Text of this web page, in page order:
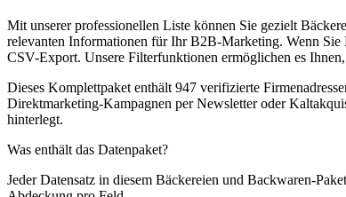
Mit unserer professionellen Liste können Sie gezielt
relevanten Informationen für Ihr B2B-Marketing. Wenn Sie
CSV-Export. Unsere Filterfunktionen ermöglichen es
Dieses Komplettpaket enthält 947 verifizierte
Direktmarketing-Kampagnen per Newsletter oder
hinterlegt.
Was enthält das Datenpaket?
Jeder Datensatz in diesem Bäckereien und Backwaren-